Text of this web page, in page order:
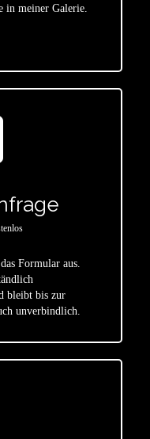
in meiner Galerie.
Formular aus.
bleibt bis zur
unverbindlich.